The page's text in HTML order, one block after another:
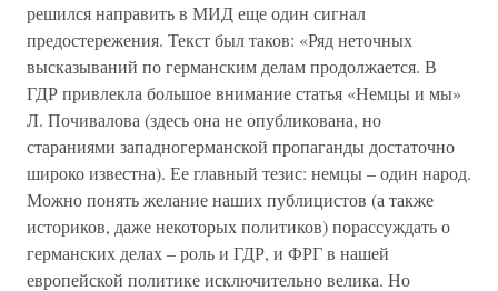
решился направить в МИД еще один сигнал
предостережения. Текст был таков: «Ряд неточных
высказываний по германским делам продолжается. В
ГДР привлекла большое внимание статья «Немцы и мы»
Л. Почивалова (здесь она не опубликована, но
стараниями западногерманской пропаганды достаточно
широко известна). Ее главный тезис: немцы – один народ.
Можно понять желание наших публицистов (а также
историков, даже некоторых политиков) порассуждать о
германских делах – роль и ГДР, и ФРГ в нашей
европейской политике исключительно велика. Но